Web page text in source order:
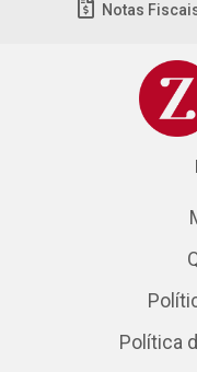
Notas
Política